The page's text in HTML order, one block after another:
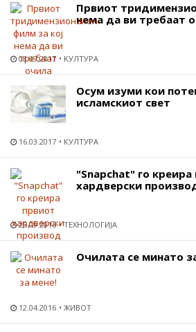
Првиот
нема да ви требаат
08.07.2017 КУЛТУРА
Осум изуми кои
исламскиот свет
16.03.2017 КУЛТУРА
"Snapchat" го креира
хардверски
25.09.2016 ТЕХНОЛОГИЈА
Очилата се минато
12.04.2016 ЖИВОТ